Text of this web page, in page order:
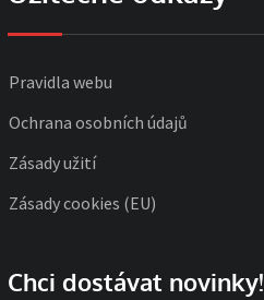
Pravidla webu
Ochrana osobních údajů
Zásady užití
Zásady cookies (EU)
Chci dostávat novinky!